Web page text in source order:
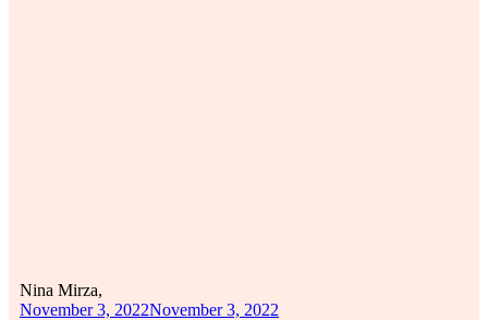
Nina Mirza,
November 3, 2022November 3, 2022